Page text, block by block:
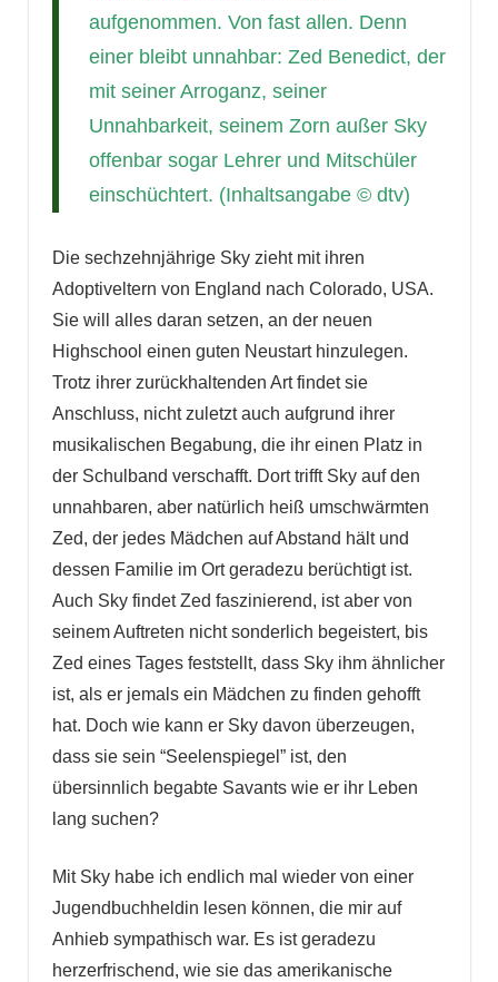
aufgenommen. Von fast allen. Denn
einer bleibt unnahbar: Zed Benedict, der
mit seiner Arroganz, seiner
Unnahbarkeit, seinem Zorn außer Sky
offenbar sogar Lehrer und Mitschüler
einschüchtert. (Inhaltsangabe © dtv)
Die sechzehnjährige Sky zieht mit ihren
Adoptiveltern von England nach Colorado, USA.
Sie will alles daran setzen, an der neuen
Highschool einen guten Neustart hinzulegen.
Trotz ihrer zurückhaltenden Art findet sie
Anschluss, nicht zuletzt auch aufgrund ihrer
musikalischen Begabung, die ihr einen Platz in
der Schulband verschafft. Dort trifft Sky auf den
unnahbaren, aber natürlich heiß umschwärmten
Zed, der jedes Mädchen auf Abstand hält und
dessen Familie im Ort geradezu berüchtigt ist.
Auch Sky findet Zed faszinierend, ist aber von
seinem Auftreten nicht sonderlich begeistert, bis
Zed eines Tages feststellt, dass Sky ihm ähnlicher
ist, als er jemals ein Mädchen zu finden gehofft
hat. Doch wie kann er Sky davon überzeugen,
dass sie sein “Seelenspiegel” ist, den
übersinnlich begabte Savants wie er ihr Leben
lang suchen?
Mit Sky habe ich endlich mal wieder von einer
Jugendbuchheldin lesen können, die mir auf
Anhieb sympathisch war. Es ist geradezu
herzerfrischend, wie sie das amerikanische